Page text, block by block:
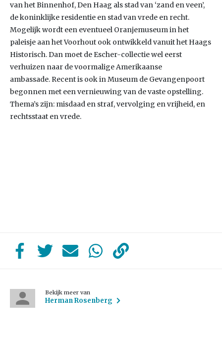
van het Binnenhof, Den Haag als stad van ‘zand en veen’,
de koninklijke residentie en stad van vrede en recht.
Mogelijk wordt een eventueel Oranjemuseum in het
paleisje aan het Voorhout ook ontwikkeld vanuit het Haags
Historisch. Dan moet de Escher-collectie wel eerst
verhuizen naar de voormalige Amerikaanse
ambassade. Recent is ook in Museum de Gevangenpoort
begonnen met een vernieuwing van de vaste opstelling.
Thema’s zijn: misdaad en straf, vervolging en vrijheid, en
rechtsstaat en vrede.
Bekijk meer van
Herman Rosenberg